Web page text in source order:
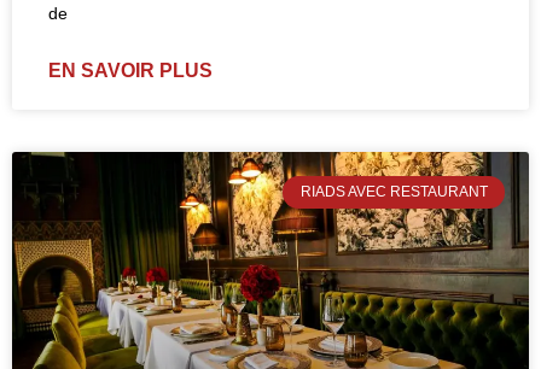
de
EN SAVOIR PLUS
RIADS AVEC RESTAURANT